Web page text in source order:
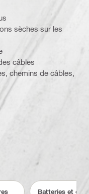
sèches sur les
câbles
chemins de câbles,
Batteries et